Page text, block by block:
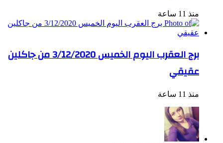
منذ 11 ساعة
برج العقرب اليوم الخميس 3/12/2020 من جاكلين
عقيقي
منذ 11 ساعة